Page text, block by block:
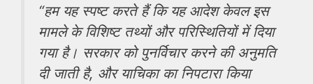
“हम यह स्पष्ट करते हैं कि यह आदेश केवल इस
मामले के विशिष्ट तथ्यों और परिस्थितियों में दिया
गया है। सरकार को पुनर्विचार करने की अनुमति
दी जाती है, और याचिका का निपटारा किया